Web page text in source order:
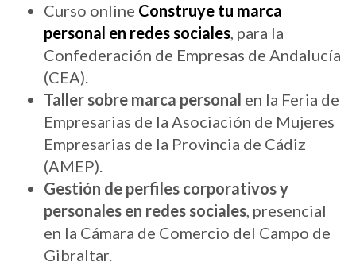
Curso online Construye tu marca
personal en redes sociales, para la
Confederación de Empresas de Andalucía
(CEA).
Taller sobre marca personal en la Feria de
Empresarias de la Asociación de Mujeres
Empresarias de la Provincia de Cádiz
(AMEP).
Gestión de perfiles corporativos y
personales en redes sociales, presencial
en la Cámara de Comercio del Campo de
Gibraltar.